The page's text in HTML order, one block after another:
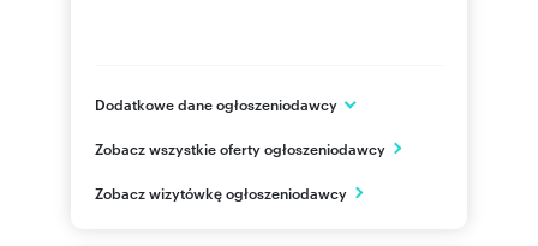
Dodatkowe dane ogłoszeniodawcy
ul. Rzemieślnicza 26
małopolskie
Zobacz wszystkie oferty ogłoszeniodawcy
Zobacz wizytówkę ogłoszeniodawcy